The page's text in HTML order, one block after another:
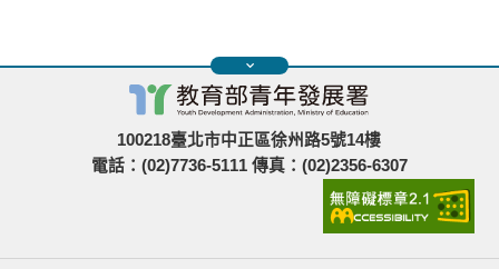
100218臺北市中正區徐州路5號14樓
電話：(02)7736-5111 傳真：(02)2356-6307